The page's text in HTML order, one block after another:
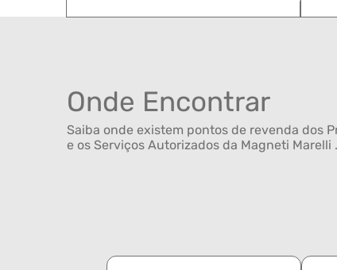
Onde Encontrar
Saiba onde existem pontos de revenda dos
e os Serviços Autorizados da Magneti Marelli .